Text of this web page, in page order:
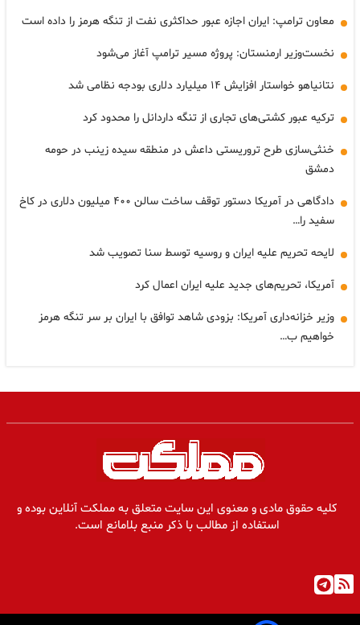
معاون ترامپ: ایران اجازه عبور حداکثری نفت از تنگه هرمز را داده است
نخست‌وزیر ارمنستان: پروژه مسیر ترامپ آغاز می‌شود
نتانیاهو خواستار افزایش ۱۴ میلیارد دلاری بودجه نظامی شد
ترکیه عبور کشتی‌های تجاری از تنگه داردانل را محدود کرد
خنثی‌سازی طرح تروریستی داعش در منطقه سیده زینب در حومه
دمشق
دادگاهی در آمریکا دستور توقف ساخت سالن ۴۰۰ میلیون دلاری در کاخ
سفید را…
لایحه تحریم علیه ایران و روسیه توسط سنا تصویب شد
آمریکا، تحریم‌های جدید علیه ایران اعمال کرد
وزیر خزانه‌داری آمریکا: بزودی شاهد توافق با ایران بر سر تنگه هرمز
خواهیم ب…
کلیه حقوق مادی و معنوی این سایت متعلق به مملکت آنلاین بوده و
استفاده از مطالب با ذکر منبع بلامانع است.